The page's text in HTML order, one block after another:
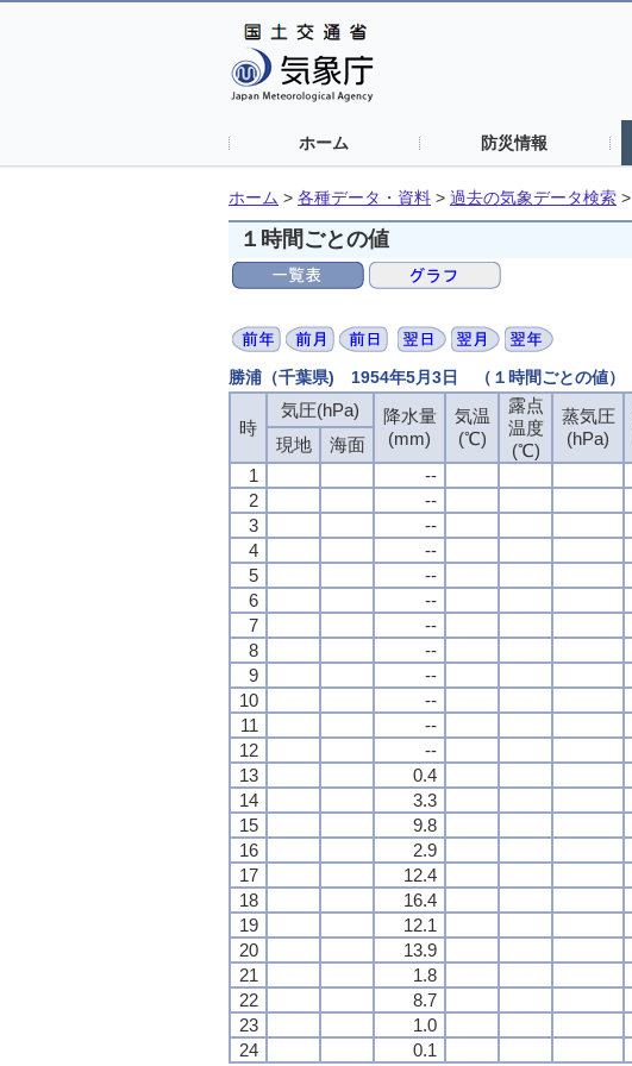
ホーム 防災情報
ホーム > 各種データ・資料 > 過去の気象データ検索 >
１時間ごとの値
勝浦（千葉県) 1954年5月3日 （１時間ごとの値）
時
気圧(hPa)
降水量
(mm)
気温
(℃)
露点
温度
(℃)
蒸気圧
(hPa)
現地 海面
1
--
2
--
3
--
4
--
5
--
6
--
7
--
8
--
9
--
10
--
11
--
12
--
13
0.4
14
3.3
15
9.8
16
2.9
17
12.4
18
16.4
19
12.1
20
13.9
21
1.8
22
8.7
23
1.0
24
0.1